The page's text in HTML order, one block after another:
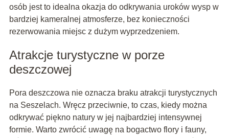
osób jest to idealna okazja do odkrywania uroków wysp w
bardziej kameralnej atmosferze, bez konieczności
rezerwowania miejsc z dużym wyprzedzeniem.
Atrakcje turystyczne w porze
deszczowej
Pora deszczowa nie oznacza braku atrakcji turystycznych
na Seszelach. Wręcz przeciwnie, to czas, kiedy można
odkrywać piękno natury w jej najbardziej intensywnej
formie. Warto zwrócić uwagę na bogactwo flory i fauny,